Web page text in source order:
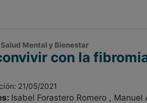
Mental y Bienestar
con la
21/05/2021
Isabel Forastero Romero ,